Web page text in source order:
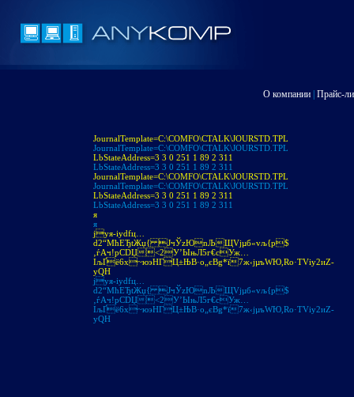
О компании Прайс-
JournalTemplate=C:\COMFO\CTALK\JOURSTD.TPL
JournalTemplate=C:\COMFO\CTALK\JOURSTD.TPL
LbStateAddress=3 3 0 251 1 89 2 311
LbStateAddress=3 3 0 251 1 89 2 311
JournalTemplate=C:\COMFO\CTALK\JOURSTD.TPL
JournalTemplate=C:\COMFO\CTALK\JOURSTD.TPL
LbStateAddress=3 3 0 251 1 89 2 311
LbStateAddress=3 3 0 251 1 89 2 311
я
я
jуя-іуdfц…
d2“МћЕЂtЖџ{ JчЎzЮnЉЩVjµб«vљ{p$
‚ѓAч!pСDЏ<2У’ЫњЛ5г€cУж…
IљҐё6х~юэНГЦ±ЊB·o„єBg*ї7ж‹jµъWЮ,Ro·ТVіу2иZ­
уQH
jуя-іуdfц…
d2“МћЕЂtЖџ{ JчЎzЮnЉЩVjµб«vљ{p$
‚ѓAч!pСDЏ<2У’ЫњЛ5г€cУж…
IљҐё6х~юэНГЦ±ЊB·o„єBg*ї7ж‹jµъWЮ,Ro·ТVіу2иZ­
уQH